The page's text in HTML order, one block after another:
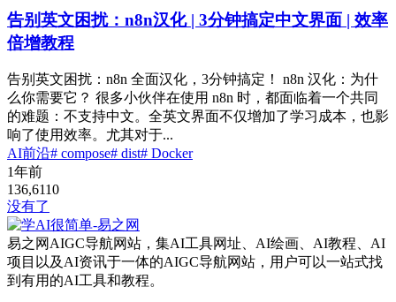
告别英文困扰：n8n汉化 | 3分钟搞定中文界面 | 效率
倍增教程
告别英文困扰：n8n 全面汉化，3分钟搞定！ n8n 汉化：为什
么你需要它？ 很多小伙伴在使用 n8n 时，都面临着一个共同
的难题：不支持中文。全英文界面不仅增加了学习成本，也影
响了使用效率。尤其对于...
AI前沿# compose# dist# Docker
1年前
136,6110
没有了
易之网AIGC导航网站，集AI工具网址、AI绘画、AI教程、AI
项目以及AI资讯于一体的AIGC导航网站，用户可以一站式找
到有用的AI工具和教程。